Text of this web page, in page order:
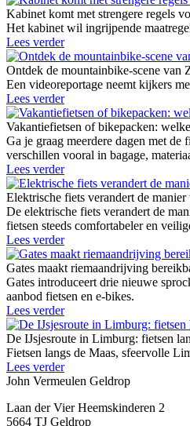
Kabinet komt met strengere regels
Het kabinet wil ingrijpende
Lees verder
Ontdek de mountainbike-scene van
Een videoreportage neemt kijkers
Lees verder
Vakantiefietsen of bikepacken:
Ga je graag meerdere dagen met
verschillen vooral in bagage,
Lees verder
Elektrische fiets verandert de
De elektrische fiets verandert de
fietsen steeds comfortabeler en
Lees verder
Gates maakt riemaandrijving
Gates introduceert drie nieuwe
aanbod fietsen en e-bikes.
Lees verder
De IJsjesroute in Limburg: fietsen
Fietsen langs de Maas, sfeervolle
Lees verder
John Vermeulen Geldrop
Laan der Vier Heemskinderen 2
5664 TJ Geldrop